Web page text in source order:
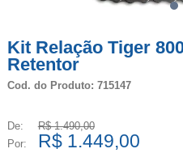
Kit Relação Tiger
Retentor
Cod. do Produto: 715147
De:
R$ 1.490,00
Por:
R$ 1.449,00